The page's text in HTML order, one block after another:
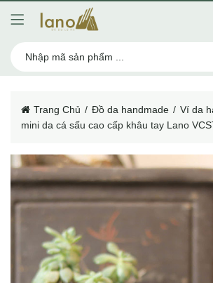
Trang Chủ Đồ da handmade Ví da
mini da cá sấu cao cấp khâu tay Lano